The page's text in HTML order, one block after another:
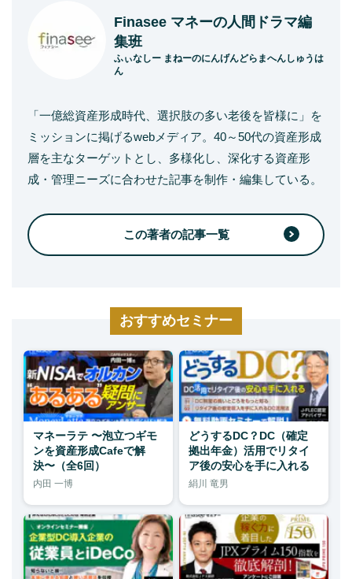
Finasee マネーの人間ドラマ編
集班
ふぃなしー まねーのにんげんどらまへんしゅうは
ん
「一億総資産形成時代、選択肢の多い老後を皆様に」を
ミッションに掲げるwebメディア。40～50代の資産形成
層を主なターゲットとし、多様化し、深化する資産形
成・管理ニーズに合わせた記事を制作・編集している。
この著者の記事一覧
おすすめセミナー
マネーラテ 〜泡立つギモ
ンを資産形成Cafeで解
決〜（全6回）
内田 一博
どうするDC？DC（確定
拠出年金）活用でリタイ
ア後の安心を手に入れる
絹川 竜男